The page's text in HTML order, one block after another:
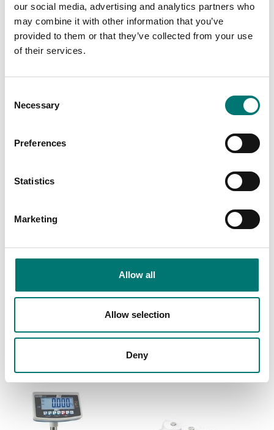
our social media, advertising and analytics partners who
may combine it with other information that you’ve
provided to them or that they’ve collected from your use
of their services.
Selection
Necessary
Preferences
Statistics
Marketing
Allow all
Allow selection
Deny
RS-232/Bluetooth-
adapter för trådlös
anslutning av Kern
vågar
Precisionsvågar
RS-232/WiFi-adapter
för trådlös anslutning
visuellt stöd vid
Artikelnr: CFS-A03
Golvvågar
Kern KFB vågar
Artikelnr: KFB-A02S05
595 kr